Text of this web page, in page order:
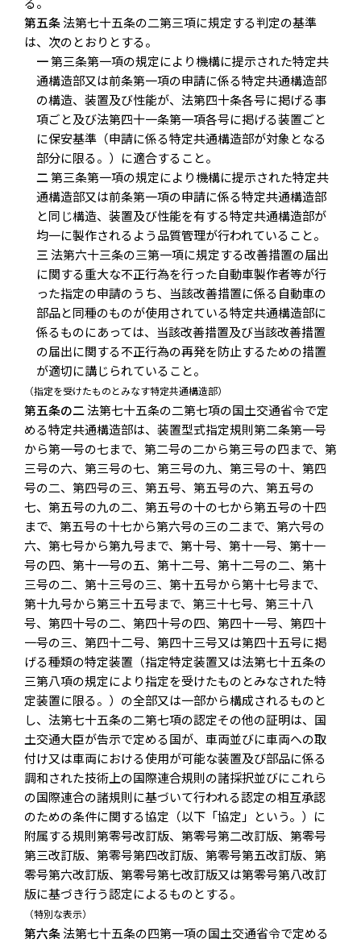
第五条法第七十五条の二第三項に規定する判定の基準
は、次のとおりとする。
一第三条第一項の規定により機構に提示された特定共
通構造部又は前条第一項の申請に係る特定共通構造部
の構造、装置及び性能が、法第四十条各号に掲げる事
項ごと及び法第四十一条第一項各号に掲げる装置ごと
に保安基準（申請に係る特定共通構造部が対象となる
部分に限る。）に適合すること。
二第三条第一項の規定により機構に提示された特定共
通構造部又は前条第一項の申請に係る特定共通構造部
と同じ構造、装置及び性能を有する特定共通構造部が
均一に製作されるよう品質管理が行われていること。
三法第六十三条の三第一項に規定する改善措置の届出
に関する重大な不正行為を行った自動車製作者等が行
った指定の申請のうち、当該改善措置に係る自動車の
部品と同種のものが使用されている特定共通構造部に
係るものにあっては、当該改善措置及び当該改善措置
の届出に関する不正行為の再発を防止するための措置
が適切に講じられていること。
（指定を受けたものとみなす特定共通構造部）
第五条の二法第七十五条の二第七項の国土交通省令で定
める特定共通構造部は、装置型式指定規則第二条第一号
から第一号の七まで、第二号の二から第三号の四まで、第
三号の六、第三号の七、第三号の九、第三号の十、第四
号の二、第四号の三、第五号、第五号の六、第五号の
七、第五号の九の二、第五号の十の七から第五号の十四
まで、第五号の十七から第六号の三の二まで、第六号の
六、第七号から第九号まで、第十号、第十一号、第十一
号の四、第十一号の五、第十二号、第十二号の二、第十
三号の二、第十三号の三、第十五号から第十七号まで、
第十九号から第三十五号まで、第三十七号、第三十八
号、第四十号の二、第四十号の四、第四十一号、第四十
一号の三、第四十二号、第四十三号又は第四十五号に掲
げる種類の特定装置（指定特定装置又は法第七十五条の
三第八項の規定により指定を受けたものとみなされた特
定装置に限る。）の全部又は一部から構成されるものと
し、法第七十五条の二第七項の認定その他の証明は、国
土交通大臣が告示で定める国が、車両並びに車両への取
付け又は車両における使用が可能な装置及び部品に係る
調和された技術上の国際連合規則の諸採択並びにこれら
の国際連合の諸規則に基づいて行われる認定の相互承認
のための条件に関する協定（以下「協定」という。）に
附属する規則第零号改訂版、第零号第二改訂版、第零号
第三改訂版、第零号第四改訂版、第零号第五改訂版、第
零号第六改訂版、第零号第七改訂版又は第零号第八改訂
版に基づき行う認定によるものとする。
（特別な表示）
第六条法第七十五条の四第一項の国土交通省令で定める